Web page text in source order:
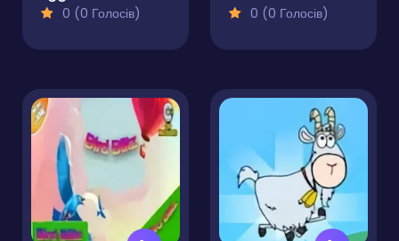
0 (0 Голосів) 0 (0 Голосів)